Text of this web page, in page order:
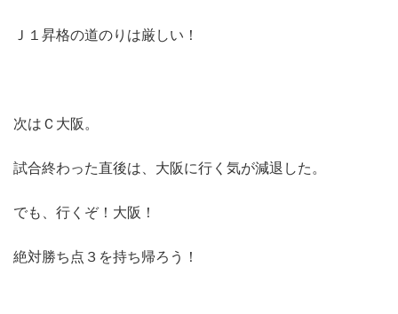
Ｊ１昇格の道のりは厳しい！
次はＣ大阪。
試合終わった直後は、大阪に行く気が減退した。
でも、行くぞ！大阪！
絶対勝ち点３を持ち帰ろう！